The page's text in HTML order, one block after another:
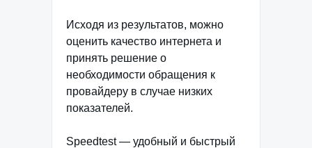
Исходя из результатов, можно
оценить качество интернета и
принять решение о
необходимости обращения к
провайдеру в случае низких
показателей.
Speedtest — удобный и быстрый